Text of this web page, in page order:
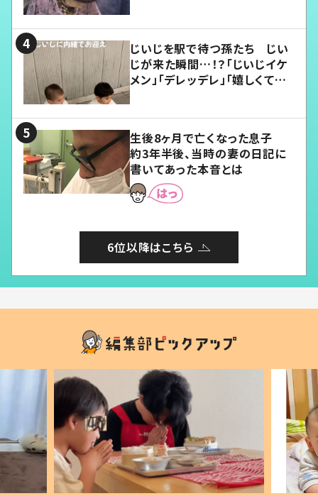
じいじを駅で待つ孫たち じい
じが来た瞬間…！？「じいじイケ
メン」「デレッデレ」「嬉しくて可
生後8ヶ月で亡くなった息子
約3年半後、当時の妻の日記に
書いてあった本音とは
6位以降はこちら